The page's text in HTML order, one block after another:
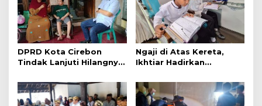
DPRD Kota Cirebon
Tindak Lanjuti Hilangnya
Disabilitas
Ngaji di Atas Kereta,
Ikhtiar Hadirkan
Nyaman